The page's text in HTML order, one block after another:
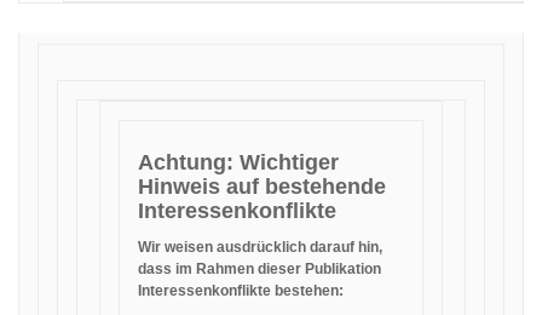
Achtung: Wichtiger
Hinweis auf bestehende
Interessenkonflikte
Wir weisen ausdrücklich darauf hin,
dass im Rahmen dieser Publikation
Interessenkonflikte bestehen: